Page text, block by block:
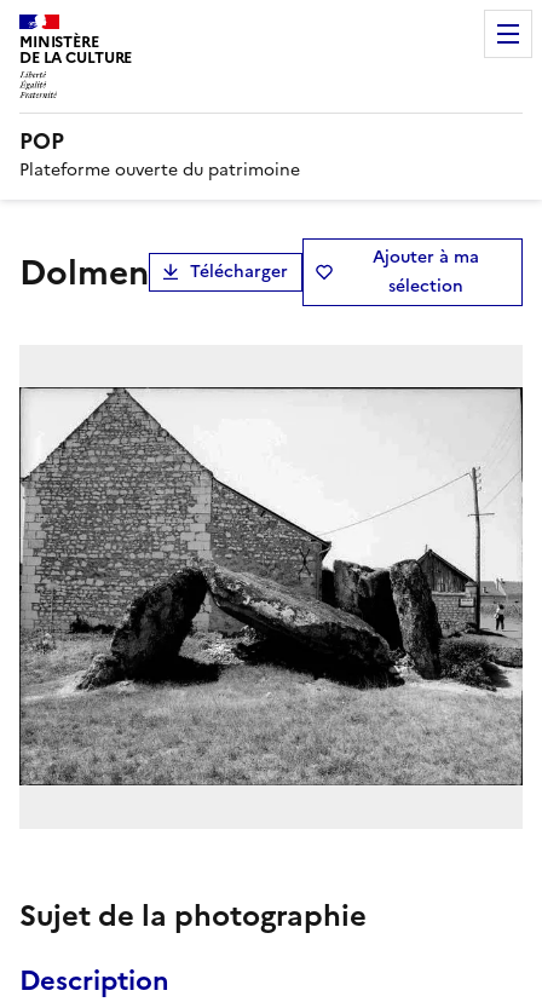
MINISTÈRE
DE LA CULTURE
POP
Plateforme ouverte du patrimoine
dolmen Télécharger
Ajouter à ma
sélection
Sujet de la photographie
Description